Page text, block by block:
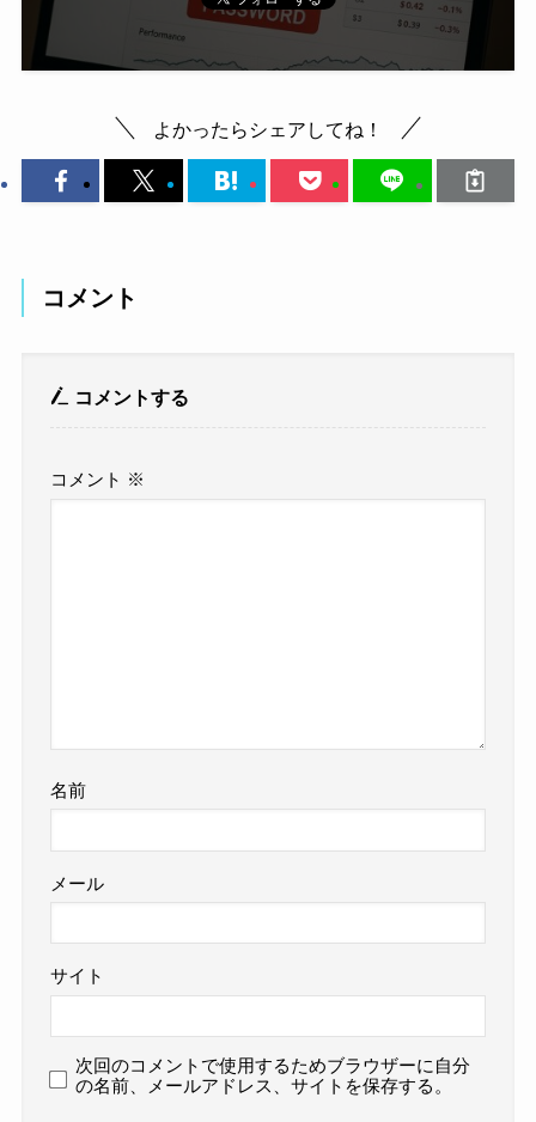
よかったらシェアしてね！
コメント
コメントする
コメント ※
名前
メール
サイト
次回のコメントで使用するためブラウザーに自分
の名前、メールアドレス、サイトを保存する。